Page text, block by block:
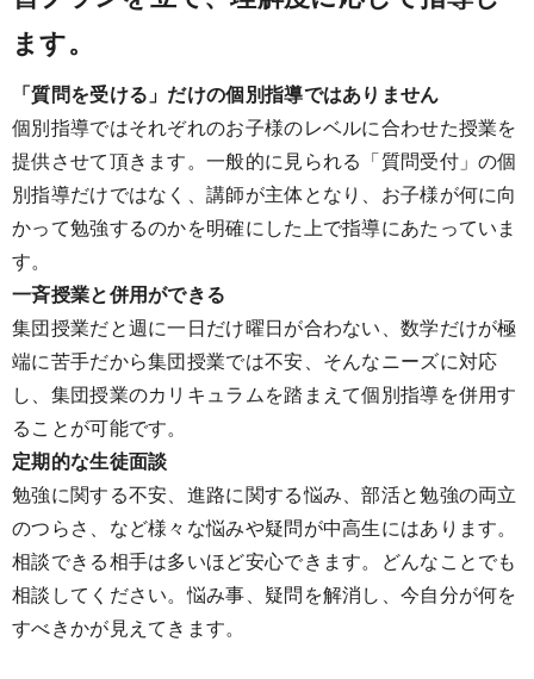
ます。
「質問を受ける」だけの個別指導ではありません
個別指導ではそれぞれのお子様のレベルに合わせた授業を
提供させて頂きます。一般的に見られる「質問受付」の個
別指導だけではなく、講師が主体となり、お子様が何に向
かって勉強するのかを明確にした上で指導にあたっていま
す。
一斉授業と併用ができる
集団授業だと週に一日だけ曜日が合わない、数学だけが極
端に苦手だから集団授業では不安、そんなニーズに対応
し、集団授業のカリキュラムを踏まえて個別指導を併用す
ることが可能です。
定期的な生徒面談
勉強に関する不安、進路に関する悩み、部活と勉強の両立
のつらさ、など様々な悩みや疑問が中高生にはあります。
相談できる相手は多いほど安心できます。どんなことでも
相談してください。悩み事、疑問を解消し、今自分が何を
すべきかが見えてきます。